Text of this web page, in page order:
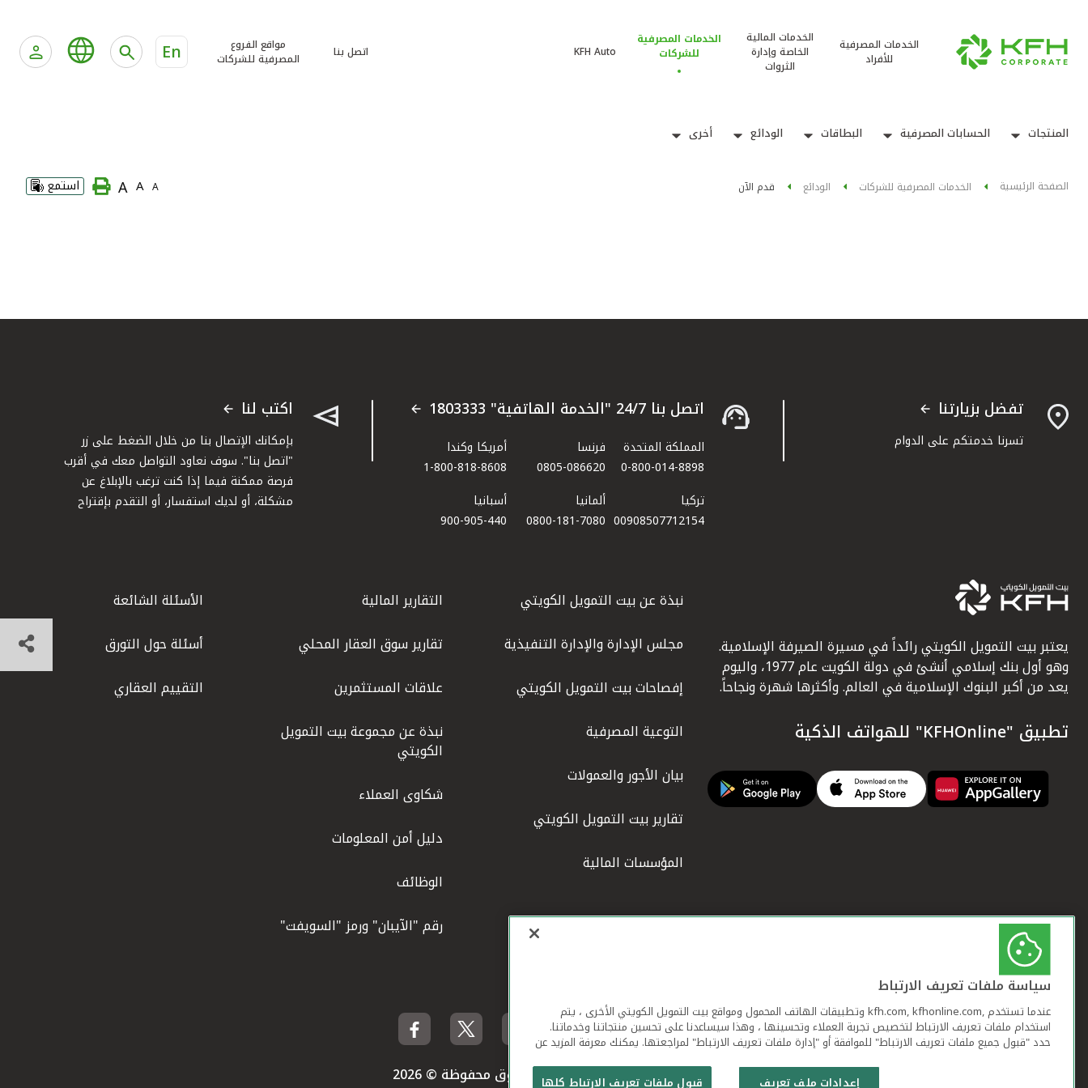
الخدمات المصرفية
للأفراد
الخدمات المالية
الخاصة وإدارة
الثروات
الخدمات المصرفية
للشركات
KFH Auto اتصل بنا
مواقع الفروع
المصرفية للشركات
En
المنتجات الحسابات المصرفية البطاقات الودائع أخرى
الصفحة الرئيسية الخدمات المصرفية للشركات الودائع قدم الآن A
A
A استمع
تفضل بزيارتنا
تسرنا خدمتكم على الدوام
اتصل بنا 24/7 "الخدمة الهاتفية" 1803333
المملكة المتحدة
0-800-014-8898
فرنسا
0805-086620
أمريكا وكندا
1-800-818-8608
تركيا
00908507712154​
ألمانيا
0800-181-7080
أسبانيا
900-905-440
اكتب لنا
بإمكانك الإتصال بنا من خلال الضغط على زر
"اتصل بنا". سوف نعاود التواصل معك في أقرب
فرصة ممكنة فيما إذا كنت ترغب بالإبلاغ عن
مشكلة، أو لديك استفسار، أو التقدم بإقتراح
يعتبر بيت التمويل الكويتي رائداً في مسيرة الصيرفة الإسلامية.
وهو أول بنك إسلامي أنشئ في دولة الكويت عام 1977، واليوم
يعد من أكبر البنوك الإسلامية في العالم. وأكثرها شهرة ونجاحاً.
تطبيق "KFHOnline" للهواتف الذكية
نبذة عن بيت التمويل الكويتي
مجلس الإدارة والإدارة التنفيذية
إفصاحات بيت التمويل الكويتي
التوعية المصرفية
بيان الأجور والعمولات
تقارير بيت التمويل الكويتي
المؤسسات المالية
التقارير المالية
تقارير سوق العقار المحلي
علاقات المستثمرين
نبذة عن مجموعة بيت التمويل
الكويتي
شكاوى العملاء
دليل أمن المعلومات
الوظائف
رقم "الآيبان" ورمز "السويفت"
الأسئلة الشائعة
أسئلة حول التورق
التقييم العقاري
بيت التمويل الكويتي جميع الحقوق محفوظة © 2026
سياسة ملفات تعريف الارتباط
عندما تستخدم ,kfh.com, kfhonline.com وتطبيقات الهاتف المحمول ومواقع بيت التمويل الكويتي الأخرى ، يتم
استخدام ملفات تعريف الارتباط لتخصيص تجربة العملاء وتحسينها ، وهذا سيساعدنا على تحسين منتجاتنا وخدماتنا.
حدد "قبول جميع ملفات تعريف الارتباط" للموافقة أو "إدارة ملفات تعريف الارتباط" لمراجعتها. يمكنك معرفة المزيد عن
قبول ملفات تعريف الارتباط كلها
إعدادات ملف تعريف